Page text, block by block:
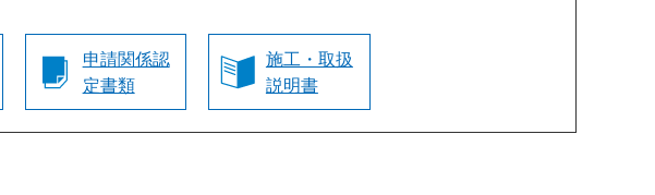
申請関係認
定書類
施工・取扱
説明書